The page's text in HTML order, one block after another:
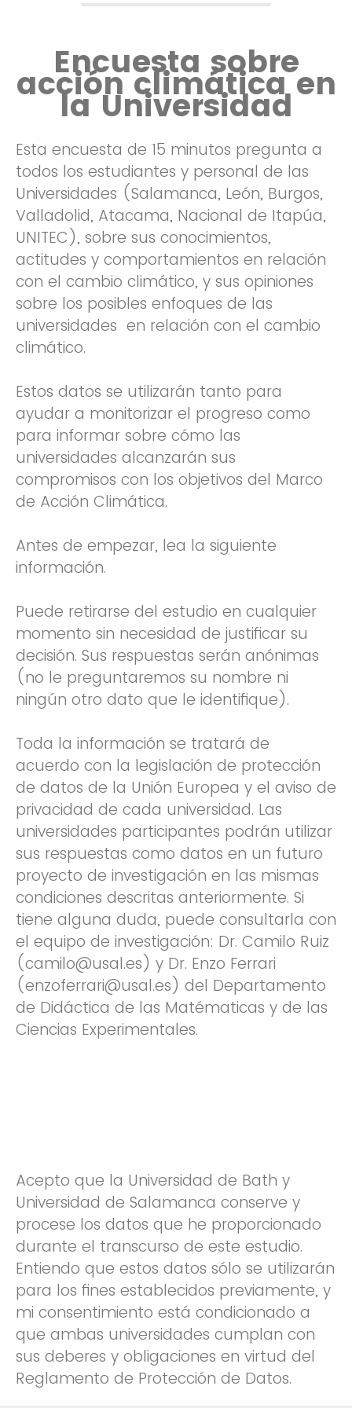
Encuesta sobre
acción climática en
la Universidad
Esta encuesta de 15 minutos pregunta a
todos los estudiantes y personal de las
Universidades (Salamanca, León, Burgos,
Valladolid, Atacama, Nacional de Itapúa,
UNITEC), sobre sus conocimientos,
actitudes y comportamientos en relación
con el cambio climático, y sus opiniones
sobre los posibles enfoques de las
universidades en relación con el cambio
climático.
Estos datos se utilizarán tanto para
ayudar a monitorizar el progreso como
para informar sobre cómo las
universidades alcanzarán sus
compromisos con los objetivos del Marco
de Acción Climática.
Antes de empezar, lea la siguiente
información.
Puede retirarse del estudio en cualquier
momento sin necesidad de justificar su
decisión. Sus respuestas serán anónimas
(no le preguntaremos su nombre ni
ningún otro dato que le identifique).
Toda la información se tratará de
acuerdo con la legislación de protección
de datos de la Unión Europea y el aviso de
privacidad de cada universidad. Las
universidades participantes podrán utilizar
sus respuestas como datos en un futuro
proyecto de investigación en las mismas
condiciones descritas anteriormente. Si
tiene alguna duda, puede consultarla con
el equipo de investigación: Dr. Camilo Ruiz
(camilo@usal.es) y Dr. Enzo Ferrari
(enzoferrari@usal.es) del Departamento
de Didáctica de las Matématicas y de las
Ciencias Experimentales.
Acepto que la Universidad de Bath y
Universidad de Salamanca conserve y
procese los datos que he proporcionado
durante el transcurso de este estudio.
Entiendo que estos datos sólo se utilizarán
para los fines establecidos previamente, y
mi consentimiento está condicionado a
que ambas universidades cumplan con
sus deberes y obligaciones en virtud del
Reglamento de Protección de Datos.